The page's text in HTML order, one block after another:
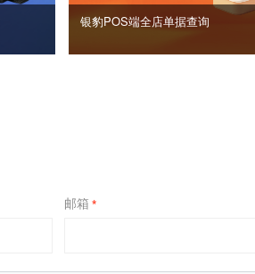
银豹POS端全店单据查询
邮箱 *